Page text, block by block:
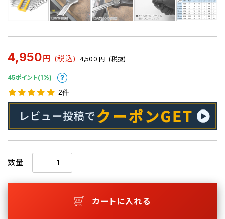
4,950 円 (税込) 4,500 円 (税抜)
45ポイント(1%)
2件
数量
カートに入れる